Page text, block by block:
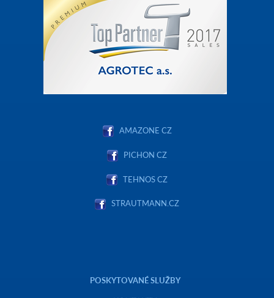
AMAZONE CZ
PICHON CZ
TEHNOS CZ
STRAUTMANN.CZ
POSKYTOVANÉ SLUŽBY